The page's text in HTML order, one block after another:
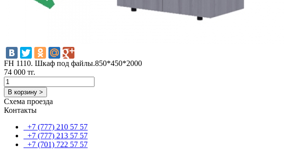
FH 1110. Шкаф под файлы.850*450*2000
74 000 тг.
В корзину >
Схема проезда
Контакты
+7 (777) 210 57 57
+7 (777) 213 57 57
+7 (701) 722 57 57